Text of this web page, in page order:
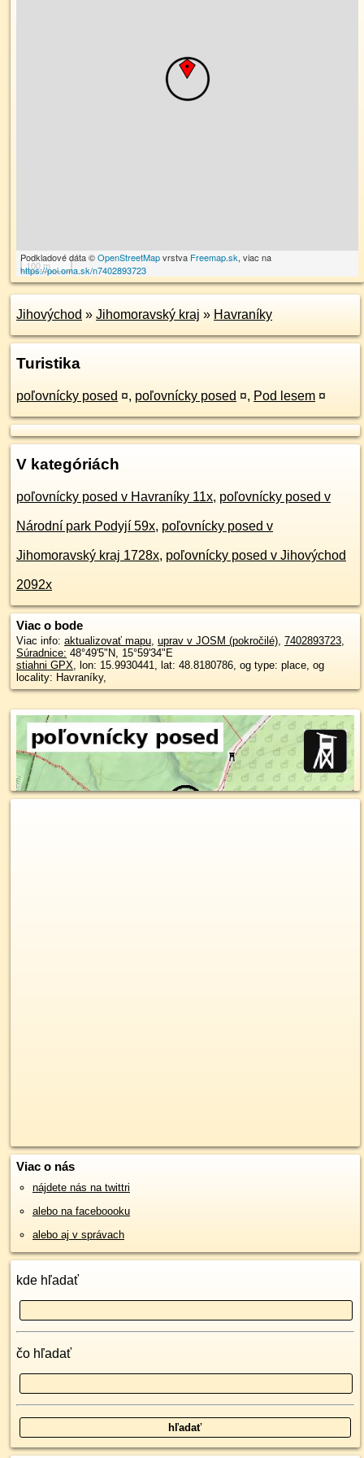
100 m
Podkladové dáta ©OpenStreetMapvrstva Freemap.sk, viac na
https://poi.oma.sk/n7402893723
Jihovýchod » Jihomoravský kraj » Havraníky
Turistika
poľovnícky posed ¤, poľovnícky posed ¤, Pod lesem ¤
V kategóriách
poľovnícky posed v Havraníky 11x, poľovnícky posed v
Národní park Podyjí 59x, poľovnícky posed v
Jihomoravský kraj 1728x, poľovnícky posed v Jihovýchod
2092x
Viac o bode
Viac info: aktualizovať mapu, uprav v JOSM (pokročilé), 7402893723,
Súradnice: 48°49'5"N, 15°59'34"E
stiahni GPX, lon: 15.9930441, lat: 48.8180786, og type: place, og
locality: Havraníky,
Viac o nás
nájdete nás na twittri
alebo na faceboooku
alebo aj v správach
kde hľadať
čo hľadať